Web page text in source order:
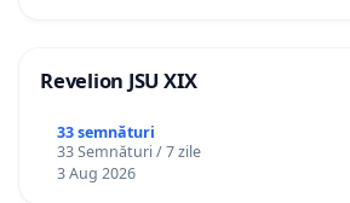
Revelion JSU XIX
33 semnături
33 Semnături / 7 zile
3 Aug 2026